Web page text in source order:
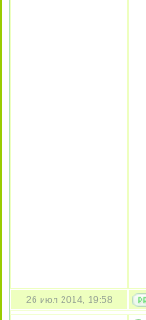
26 июл 2014, 19:58